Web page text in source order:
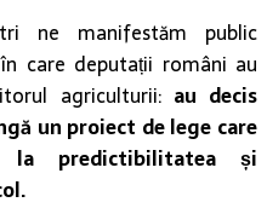
ne manifestăm public
care deputații români au
agriculturii: au decis
un proiect de lege care
predictibilitatea și